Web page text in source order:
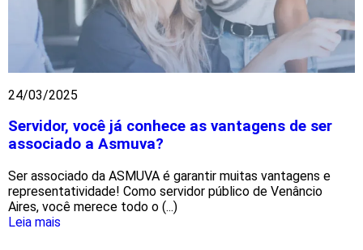
24/03/2025
Servidor, você já conhece as vantagens de ser
associado a Asmuva?
Ser associado da ASMUVA é garantir muitas vantagens e
representatividade! Como servidor público de Venâncio
Aires, você merece todo o (...)
Leia mais